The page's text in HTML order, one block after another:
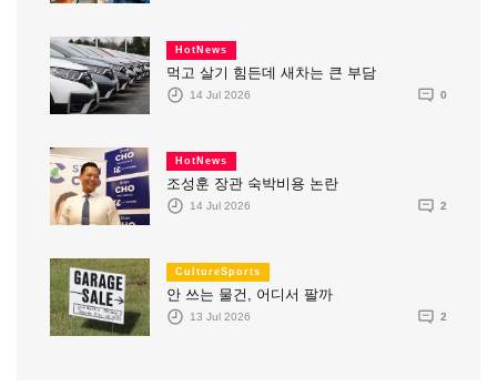
HotNews
먹고 살기 힘든데 새차는 큰 부담
14 Jul 2026 0
HotNews
조성훈 장관 숙박비용 논란
14 Jul 2026 2
CultureSports
안 쓰는 물건, 어디서 팔까
13 Jul 2026 2